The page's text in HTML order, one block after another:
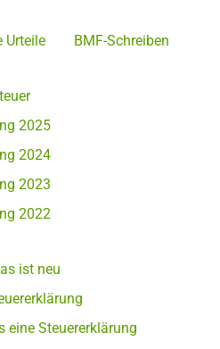
Urteile BMF-Schreiben
2025
2024
2023
2022
ist neu
eine Steuererklärung